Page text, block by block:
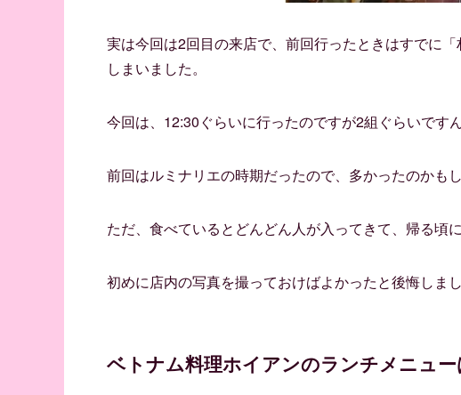
実は今回は2回目の来店で、前回行ったときはすでに
しまいました。
今回は、12:30ぐらいに行ったのですが2組ぐらいです
前回はルミナリエの時期だったので、多かったのかもし
ただ、食べているとどんどん人が入ってきて、帰る頃
初めに店内の写真を撮っておけばよかったと後悔しまし
ベトナム料理ホイアンのランチメニュー